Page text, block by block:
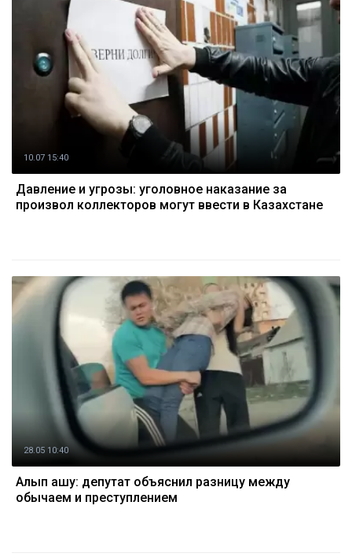
10.07 15:40
Давление и угрозы: уголовное наказание за
произвол коллекторов могут ввести в Казахстане
28.05 10:40
Алып қашу: депутат объяснил разницу между
обычаем и преступлением